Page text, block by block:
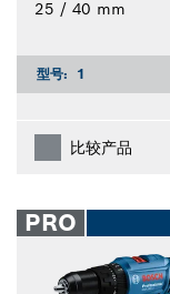
25 / 40 mm
型号: 1
比较产品
PRO